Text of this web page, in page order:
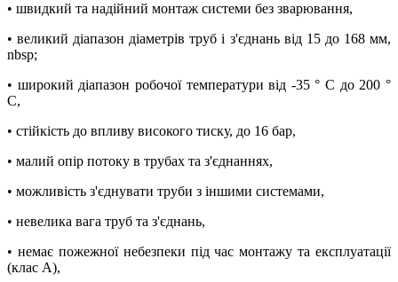
• швидкий та надійний монтаж системи без зварювання,
• великий діапазон діаметрів труб і з'єднань від 15 до 168 мм,
nbsp;
• широкий діапазон робочої температури від -35 ° C до 200 °
C,
• стійкість до впливу високого тиску, до 16 бар,
• малий опір потоку в трубах та з'єднаннях,
• можливість з'єднувати труби з іншими системами,
• невелика вага труб та з'єднань,
• немає пожежної небезпеки під час монтажу та експлуатації
(клас A),